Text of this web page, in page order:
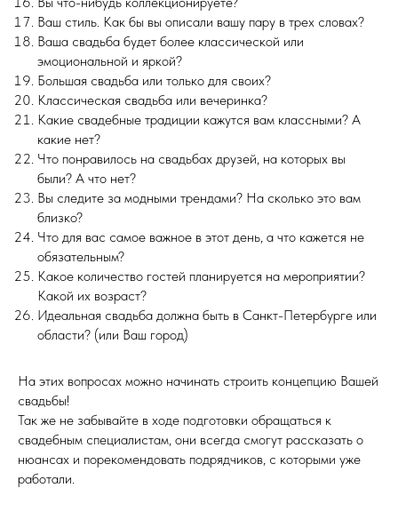
Ваш стиль. Как бы вы описали вашу пару в трех словах?
Ваша свадьба будет более классической или
эмоциональной и яркой?
Большая свадьба или только для своих?
Классическая свадьба или вечеринка?
Какие свадебные традиции кажутся вам классными? А
какие нет?
Что понравилось на свадьбах друзей, на которых вы
были? А что нет?
Вы следите за модными трендами? На сколько это вам
близко?
Что для вас самое важное в этот день, а что кажется не
обязательным?
Какое количество гостей планируется на мероприятии?
Какой их возраст?
Идеальная свадьба должна быть в Санкт-Петербурге или
области? (или Ваш город)
На этих вопросах можно начинать строить концепцию Вашей
свадьбы!
Так же не забывайте в ходе подготовки обращаться к
свадебным специалистам, они всегда смогут рассказать о
нюансах и порекомендовать подрядчиков, с которыми уже
работали.